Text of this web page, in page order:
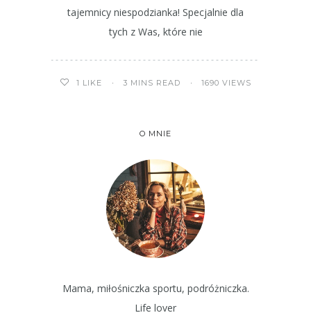
tajemnicy niespodzianka! Specjalnie dla
tych z Was, które nie
1 LIKE 3 MINS READ 1690 VIEWS
O MNIE
Mama, miłośniczka sportu, podróżniczka.
Life lover